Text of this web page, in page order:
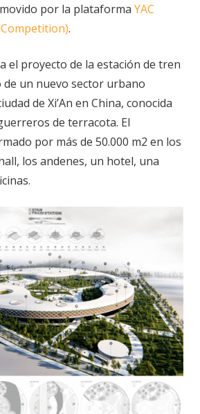
por la plataforma YAC
.
el proyecto de la estación de tren
un nuevo sector urbano
de Xi’An en China, conocida
de terracota. El
por más de 50.000 m2 en los
los andenes, un hotel, una